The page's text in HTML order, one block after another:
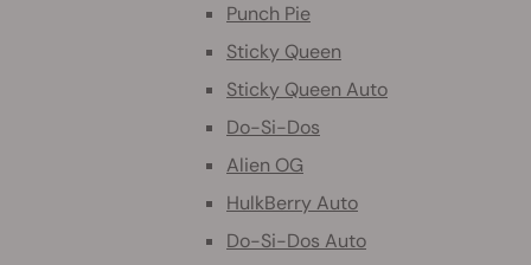
Punch Pie
Sticky Queen
Sticky Queen Auto
Do-Si-Dos
Alien OG
HulkBerry Auto
Do-Si-Dos Auto